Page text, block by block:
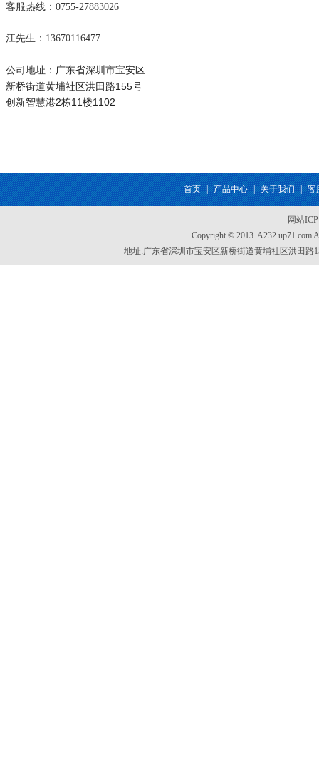
客服热线：0755-27883026
江先生：13670116477
公司地址： 广东省深圳市宝安区
新桥街道黄埔社区洪田路155号
创新智慧港2栋11楼1102
首页 | 产品中心 | 关于我们 | 客
网站
Copyright © 2013. A232.up71.com
地址:广东省深圳市宝安区新桥街道黄埔社区洪田路